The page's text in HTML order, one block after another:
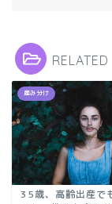
産み分け
35歳、高齢出産で